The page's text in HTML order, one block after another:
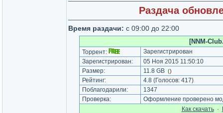
Раздача
Время раздачи: с 09:00 до 22:00
[NNM-
Торрент:
Зарегистрирован
Зарегистрирован:
05 Ноя 2015 11:50:10
Размер:
11.8 GB ()
Рейтинг: 4.8 (Голосов: 417)
Поблагодарили:
1347
Проверка:
Оформление проверено
Как cкачать·